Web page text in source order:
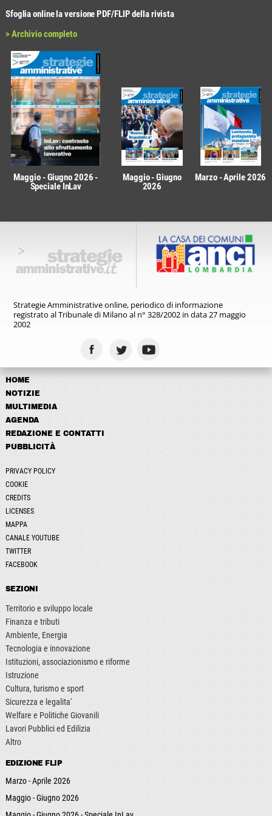
Sfoglia online la versione PDF/FLIP della rivista
> Archivio completo
Maggio - Giugno 2026 -
Speciale InLav
Maggio - Giugno
2026
Marzo - Aprile 2026
Strategie Amministrative online, periodico di informazione
registratoal Tribunale di Milano al n° 328/2002 in data 27 maggio
2002
HOME
NOTIZIE
MULTIMEDIA
AGENDA
REDAZIONE E CONTATTI
PUBBLICITÀ
PRIVACY POLICY
COOKIE
CREDITS
LICENSES
MAPPA
CANALE YOUTUBE
TWITTER
FACEBOOK
SEZIONI
Territorio e sviluppo locale
Finanza e tributi
Ambiente, Energia
Tecnologia e innovazione
Istituzioni, associazionismo e riforme
Istruzione
Cultura, turismo e sport
Sicurezza e legalita'
Welfare e Politiche Giovanili
Lavori Pubblici ed Edilizia
Altro
EDIZIONE FLIP
Marzo - Aprile 2026
Maggio - Giugno 2026